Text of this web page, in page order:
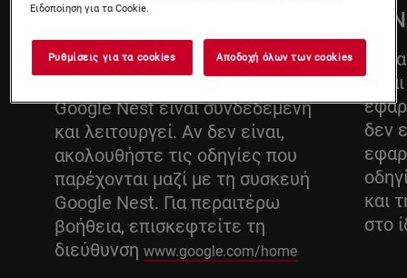
ΡΥΘΜΙΣΤΕ ΤΗ ΣΥΣΚΕΥΗ
GOOGLE NEST
Google Nest είναι συνδεδεμένη
και λειτουργεί. Αν δεν είναι,
ακολουθήστε τις οδηγίες που
παρέχονται μαζί με τη συσκευή
Google Nest. Για περαιτέρω
βοήθεια, επισκεφτείτε τη
διεύθυνση www.google.com/home
δεν
και
στο
Ειδοποίηση για τα Cookie.
Ρυθμίσεις για τα cookies Αποδοχή όλων των cookies